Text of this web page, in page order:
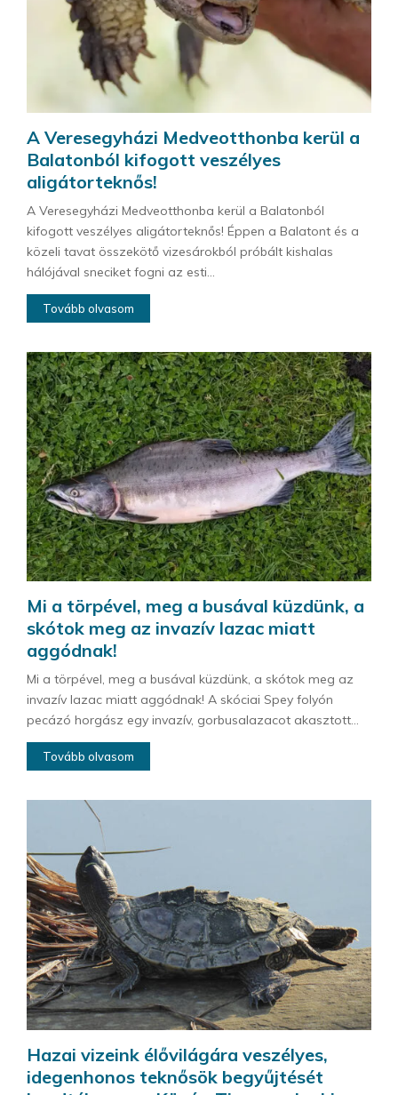
A Veresegyházi Medveotthonba kerül a
Balatonból kifogott veszélyes
aligátorteknős!
A Veresegyházi Medveotthonba kerül a Balatonból
kifogott veszélyes aligátorteknős! Éppen a Balatont és a
közeli tavat összekötő vizesárokból próbált kishalas
hálójával sneciket fogni az esti...
Tovább olvasom
Mi a törpével, meg a busával küzdünk, a
skótok meg az invazív lazac miatt
aggódnak!
Mi a törpével, meg a busával küzdünk, a skótok meg az
invazív lazac miatt aggódnak! A skóciai Spey folyón
pecázó horgász egy invazív, gorbusalazacot akasztott...
Tovább olvasom
Hazai vizeink élővilágára veszélyes,
idegenhonos teknősök begyűjtését